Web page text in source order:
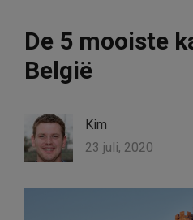
De 5 mooiste
België
Kim
23 juli, 2020